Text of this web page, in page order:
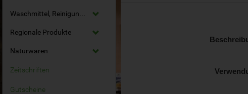
Waschmittel, Reinigungsmittel
Regionale Produkte
Naturwaren
Zeitschriften
Gutscheine